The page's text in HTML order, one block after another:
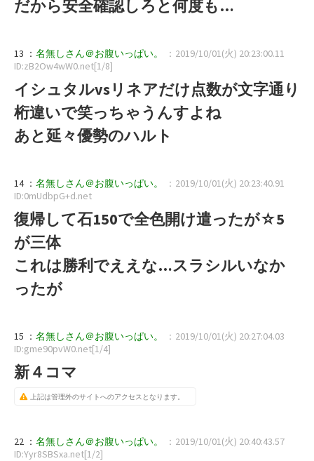
だから安全確認しろと何度も…
13 ： 名無しさん＠お腹いっぱい。
：2019/10/01(火) 20:23:00.11
ID:zB2Ow4wW0.net[1/8]
イシュタルvsリネアだけ点数が文字通り
桁違いで笑っちゃうんすよね
あと延々優勢のハルト
14 ： 名無しさん＠お腹いっぱい。
：2019/10/01(火) 20:23:40.91
ID:0mUdbpG+d.net
復帰して石150で全色開け遣ったが☆5
が三体
これは勝利でええな…スラシルいなか
ったが
15 ： 名無しさん＠お腹いっぱい。
：2019/10/01(火) 20:27:04.03
ID:gme90pvW0.net[1/4]
新４コマ
上記は管理外のサイトへのアクセスとなります。
22 ： 名無しさん＠お腹いっぱい。
：2019/10/01(火) 20:40:43.57
ID:Yyr8SBSxa.net[1/2]